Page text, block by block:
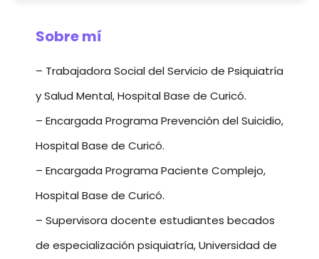
Sobre mí
– Trabajadora Social del Servicio de Psiquiatría
y Salud Mental, Hospital Base de Curicó.
– Encargada Programa Prevención del Suicidio,
Hospital Base de Curicó.
– Encargada Programa Paciente Complejo,
Hospital Base de Curicó.
– Supervisora docente estudiantes becados
de especialización psiquiatría, Universidad de